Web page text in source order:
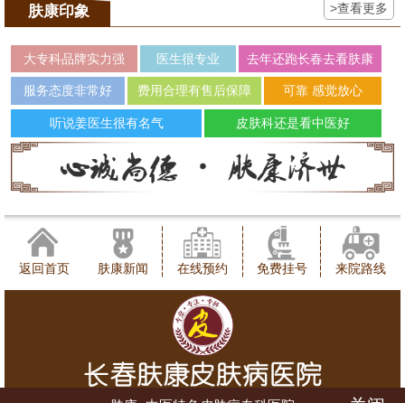
肤康印象 >查看更多
大专科品牌实力强 医生很专业 去年还跑长春去看肤康
服务态度非常好 费用合理有售后保障 可靠 感觉放心
听说姜医生很有名气 皮肤科还是看中医好
返回首页 肤康新闻 在线预约 免费挂号 来院路线